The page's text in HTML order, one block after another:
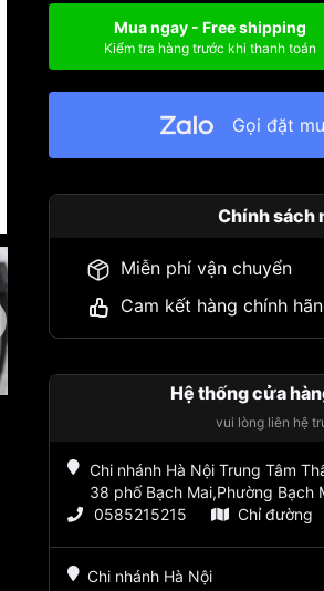
Mua ngay - Free shipping
Kiểm tra hàng trước khi thanh toán
Gọi đặt
Chính sách
Miễn phí vận chuyển
Cam kết hàng chính
Hệ thống cửa
vui lòng liên hệ
Chi nhánh Hà Nội Trung Tâm
38 phố Bạch Mai,Phường Bạch
0585215215
Chỉ đường
Chi nhánh Hà Nội